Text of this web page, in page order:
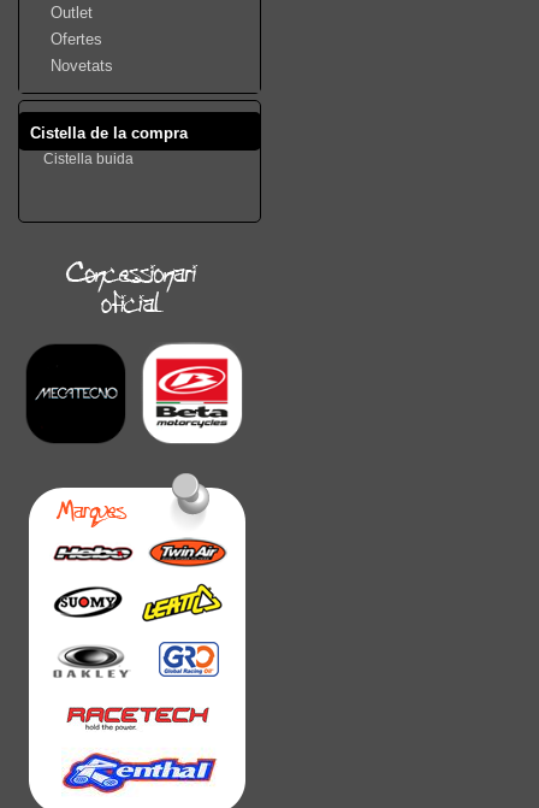
Outlet
Ofertes
Novetats
Cistella de la compra
Cistella buida